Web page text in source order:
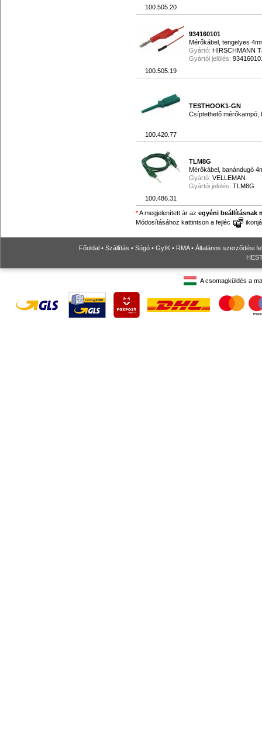
100.505.20
100.505.19
934160101
Mérőkábel, tengelyes
Gyártó: HIRSCHMANN
Gyártói jelölés:
100.420.77
TESTHOOK1-GN
Csíptethető mérőkampó,
100.486.31
TLM8G
Mérőkábel, banándugó
Gyártó: VELLEMAN
Gyártói jelölés: TLM8G
*A megjelenített ár az egyéni beállításnak
Módosításához kattintson a fejléc
Főoldal • Szállítás • Súgó • GyIK • RMA• Általános szerződési
A csomagküldés a